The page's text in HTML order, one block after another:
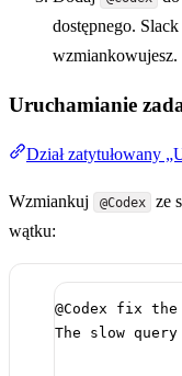
dostępnego.
wzmiankowujesz.
Uruchamianie
Dział zatytułowany
Wzmiankuj @Codex
ze
wątku:
@Codex fix
The slow